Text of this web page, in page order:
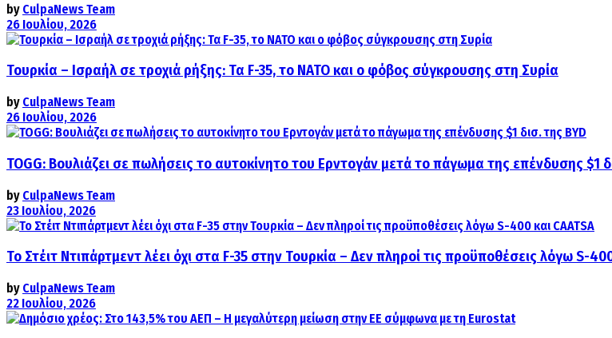
by CulpaNews Team
26 Ιουλίου, 2026
Τουρκία – Ισραήλ σε τροχιά ρήξης: Τα F-35, το ΝΑΤΟ και ο φόβος σύγκρουσης στη Συρία
by CulpaNews Team
26 Ιουλίου, 2026
TOGG: Βουλιάζει σε πωλήσεις το αυτοκίνητο του Ερντογάν μετά το πάγωμα της επένδυσης $1
by CulpaNews Team
23 Ιουλίου, 2026
Το Στέιτ Ντιπάρτμεντ λέει όχι στα F-35 στην Τουρκία – Δεν πληροί τις προϋποθέσεις λόγω S-
by CulpaNews Team
22 Ιουλίου, 2026